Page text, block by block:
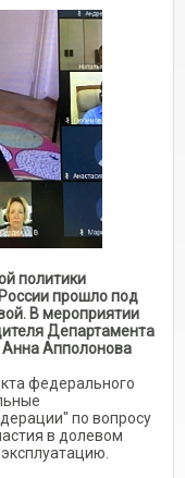
политики
прошло под
В мероприятии
Департамента
Апполонова
федерального
по вопросу
в долевом